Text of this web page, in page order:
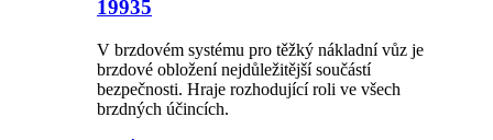
19935
V brzdovém systému pro těžký nákladní vůz je
brzdové obložení nejdůležitější součástí
bezpečnosti. Hraje rozhodující roli ve všech
brzdných účincích.